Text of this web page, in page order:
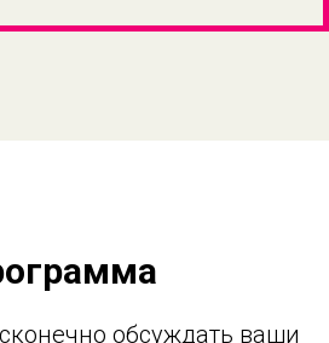
обсуждать ваши